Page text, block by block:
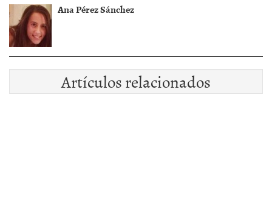
Ana Pérez Sánchez
Artículos relacionados